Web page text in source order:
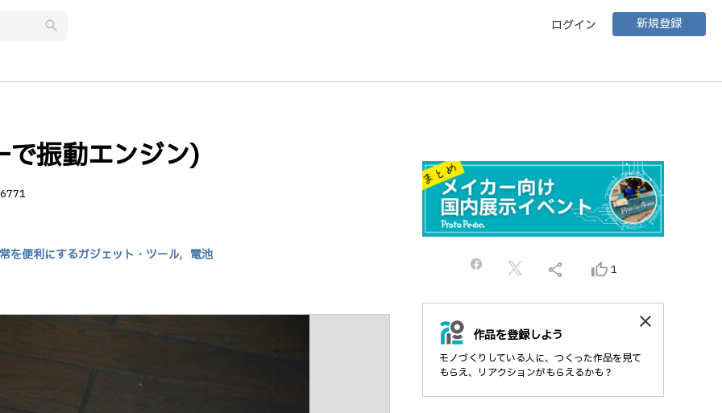
search ログイン 新規登録
振動エンジン)
6771
を便利にするガジェット・ツール, 電池
share thumb_up_alt 1
作品を登録しよう
モノづくりしている人に、つくった作品を見て
もらえ、リアクションがもらえるかも？
close